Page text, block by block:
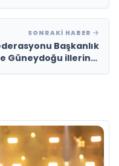
SONRAKI HABER
Başkanlık
Güneydoğu illerinin